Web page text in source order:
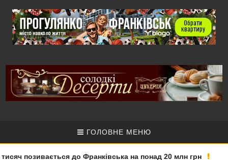
ГОЛОВНЕ МЕНЮ
позивається до Франківська на понад 20 млн грн